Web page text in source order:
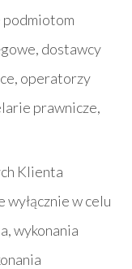
podmiotom
dostawcy
operatorzy
prawnicze,
Klienta
w celu
wykonania